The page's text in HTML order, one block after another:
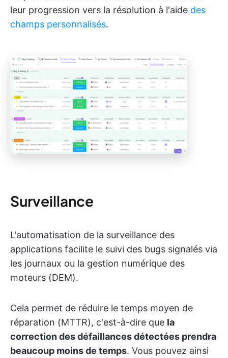
leur progression vers la résolution à l'aide des
champs personnalisés.
Surveillance
L'automatisation de la surveillance des
applications facilite le suivi des bugs signalés via
les journaux ou la gestion numérique des
moteurs (DEM).
Cela permet de réduire le temps moyen de
réparation (MTTR), c'est-à-dire que la
correction des défaillances détectées prendra
beaucoup moins de temps. Vous pouvez ainsi